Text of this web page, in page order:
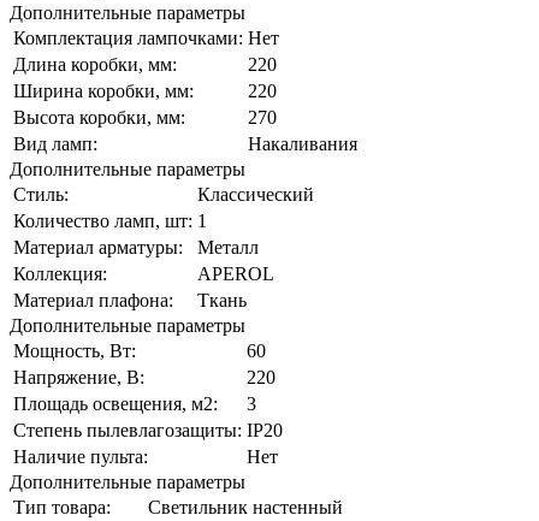
Дополнительные параметры
Комплектация лампочками: Нет
Длина коробки, мм:
220
Ширина коробки, мм:
220
Высота коробки, мм:
270
Вид ламп:
Накаливания
Дополнительные параметры
Стиль:
Классический
Количество ламп, шт: 1
Материал арматуры:
Металл
Коллекция:
APEROL
Материал плафона:
Ткань
Дополнительные параметры
Мощность, Вт:
60
Напряжение, В:
220
Площадь освещения, м2:
3
Степень пылевлагозащиты: IP20
Наличие пульта:
Нет
Дополнительные параметры
Тип товара:
Светильник настенный